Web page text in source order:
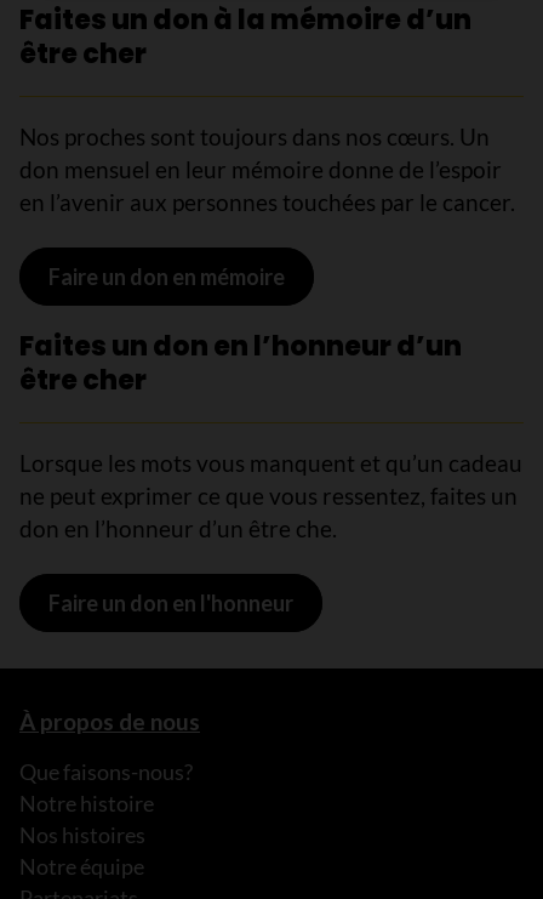
Faites un don à la mémoire d’un
être cher
Nos proches sont toujours dans nos cœurs. Un
don mensuel en leur mémoire donne de l’espoir
en l’avenir aux personnes touchées par le cancer.
Faire un don en mémoire
Faites un don en l’honneur d’un
être cher
Lorsque les mots vous manquent et qu’un cadeau
ne peut exprimer ce que vous ressentez, faites un
don en l’honneur d’un être che.
Faire un don en l'honneur
À propos de nous
Que faisons-nous?
Notre histoire
Nos histoires
Notre équipe